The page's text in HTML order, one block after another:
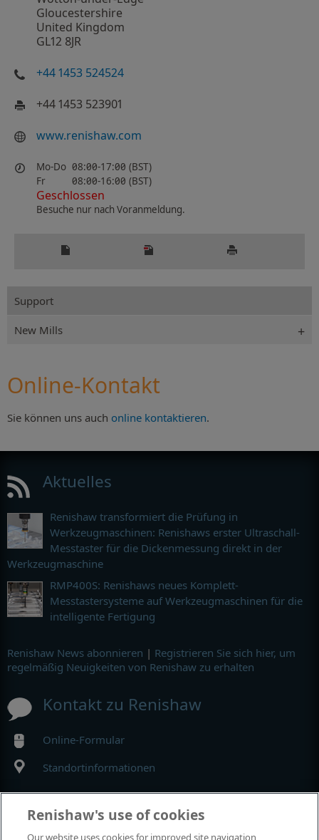
Gloucestershire
United Kingdom
GL12 8JR
+44 1453 524524
+44 1453 523901
www.renishaw.com
Mo-Do 08:00-17:00 (BST)
Fr
08:00-16:00 (BST)
Geschlossen
Besuche nur nach Voranmeldung.
Support
New Mills
Online-Kontakt
Sie können uns auch online kontaktieren.
Aktuelles
Renishaw transformiert die Prüfung in
Werkzeugmaschinen: Renishaws erster Ultraschall-
Messtaster für die Dickenmessung direkt in der
Werkzeugmaschine
RMP400S: Renishaws neues Komplett-
Messtastersysteme auf Werkzeugmaschinen für die
intelligente Fertigung
Renishaw News abonnieren | Registrieren Sie sich hier, um
regelmäßig Neuigkeiten von Renishaw zu erhalten
Kontakt zu Renishaw
Online-Formular
Standortinformationen
MyRenishaw
Renishaw's use of cookies
Our website uses cookies for improved site navigation,